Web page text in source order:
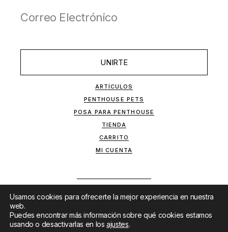
UNIRTE
ARTÍCULOS
PENTHOUSE PETS
POSA PARA PENTHOUSE
TIENDA
CARRITO
MI CUENTA
Usamos cookies para ofrecerte la mejor experiencia en nuestra
web.
Puedes encontrar más información sobre qué cookies estamos
usando o desactivarlas en losajustes.